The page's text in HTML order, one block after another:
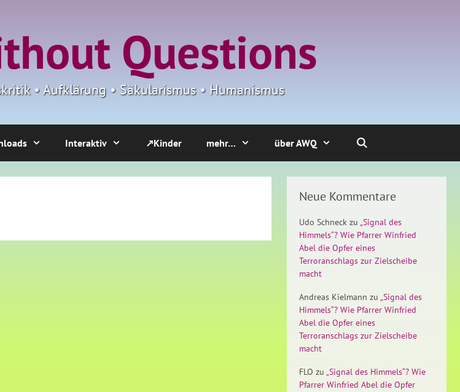
Questions
• Aufklärung • Säkularismus • Humanismus
Interaktiv ↗Kinder mehr… über AWQ
Neue Kommentare
Udo Schneck zu „Signal des
Himmels“? Wie Pfarrer Winfried
Abel die Opfer eines
Terroranschlags zur Zielscheibe
macht
Andreas Kielmann zu „Signal des
Himmels“? Wie Pfarrer Winfried
Abel die Opfer eines
Terroranschlags zur Zielscheibe
macht
FLO zu „Signal des Himmels“? Wie
Pfarrer Winfried Abel die Opfer